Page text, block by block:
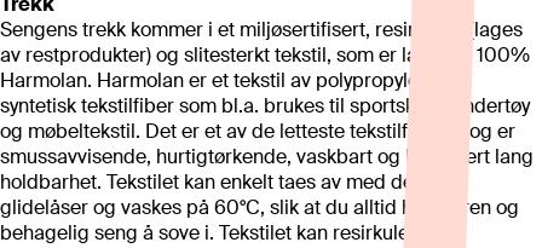
Sengens trekk kommer i et miljøsertifisert, resirkulert (lages
av restprodukter) og slitesterkt tekstil, som er laget av 100%
Harmolan. Harmolan er et tekstil av polypropylen - en
syntetisk tekstilfiber som bl.a. brukes til sportsklær, undertøy
og møbeltekstil. Det er et av de letteste tekstilfibrene og er
smussavvisende, hurtigtørkende, vaskbart og har svært lang
holdbarhet. Tekstilet kan enkelt taes av med delbare
glidelåser og vaskes på 60°C, slik at du alltid har en ren og
behagelig seng å sove i. Tekstilet kan resirkuleres.